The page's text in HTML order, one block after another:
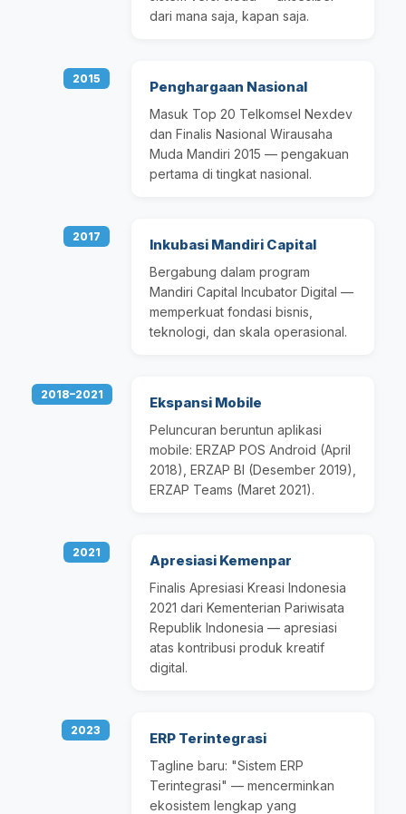
dari mana saja, kapan saja.
2015 Penghargaan Nasional
Masuk Top 20 Telkomsel Nexdev
dan Finalis Nasional Wirausaha
Muda Mandiri 2015 — pengakuan
pertama di tingkat nasional.
2017 Inkubasi Mandiri Capital
Bergabung dalam program
Mandiri Capital Incubator Digital —
memperkuat fondasi bisnis,
teknologi, dan skala operasional.
2018–2021 Ekspansi Mobile
Peluncuran beruntun aplikasi
mobile: ERZAP POS Android (April
2018), ERZAP BI (Desember 2019),
ERZAP Teams (Maret 2021).
2021 Apresiasi Kemenpar
Finalis Apresiasi Kreasi Indonesia
2021 dari Kementerian Pariwisata
Republik Indonesia — apresiasi
atas kontribusi produk kreatif
digital.
2023 ERP Terintegrasi
Tagline baru: "Sistem ERP
Terintegrasi" — mencerminkan
ekosistem lengkap yang